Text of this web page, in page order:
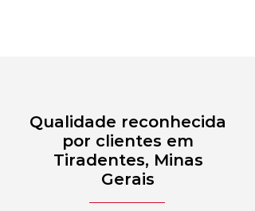
Qualidade reconhecida
por clientes em
Tiradentes, Minas
Gerais